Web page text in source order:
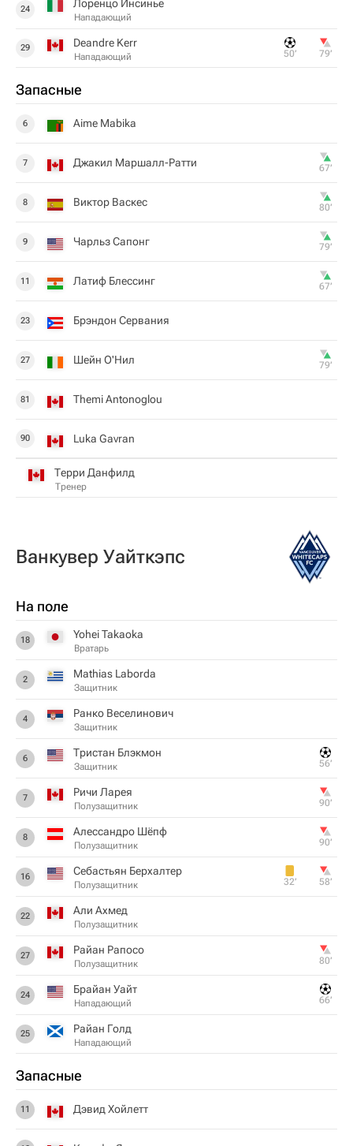
24 Лоренцо Инсинье
Нападающий
29 Deandre Kerr
Нападающий 50‎’‎ 79‎’‎
Запасные
6 Aime Mabika
7 Джакил Маршалл-Ратти 67‎’‎
8 Виктор Васкес 80‎’‎
9 Чарльз Сапонг 79‎’‎
11 Латиф Блессинг 67‎’‎
23 Брэндон Сервания
27 Шейн О'Нил 79‎’‎
81 Themi Antonoglou
90 Luka Gavran
Терри Данфилд
Тренер
Ванкувер Уайткэпс
На поле
18 Yohei Takaoka
Вратарь
2 Mathias Laborda
Защитник
4 Ранко Веселинович
Защитник
6 Тристан Блэкмон
Защитник 56‎’‎
7 Ричи Ларея
Полузащитник 90‎’‎
8 Алессандро Шёпф
Полузащитник 90‎’‎
16 Себастьян Берхалтер
Полузащитник 32‎’‎ 58‎’‎
22 Али Ахмед
Полузащитник
27 Райан Рапосо
Полузащитник 80‎’‎
24 Брайан Уайт
Нападающий 66‎’‎
25 Райан Голд
Нападающий
Запасные
11 Дэвид Хойлетт